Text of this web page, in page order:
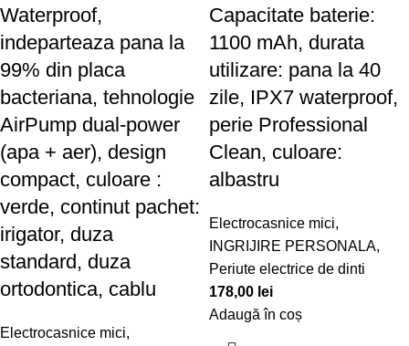
Waterproof,
indeparteaza pana la
99% din placa
bacteriana, tehnologie
AirPump dual-power
(apa + aer), design
compact, culoare :
verde, continut pachet:
irigator, duza
standard, duza
ortodontica, cablu
Electrocasnice mici,
Capacitate baterie:
1100 mAh, durata
utilizare: pana la 40
zile, IPX7 waterproof,
perie Professional
Clean, culoare:
albastru
Electrocasnice mici,
INGRIJIRE PERSONALA,
Periute electrice de dinti
178,00 lei
Adaugă în coș